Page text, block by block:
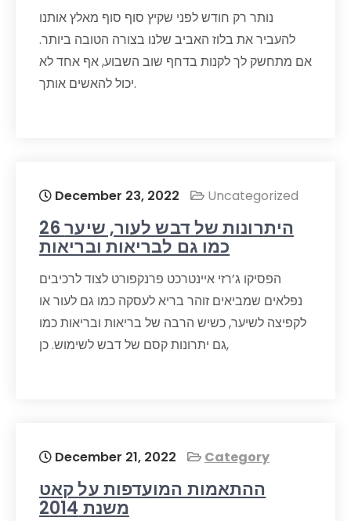
נותר רק חודש לפני שקיץ סוף סוף מאלץ אותנו
להעביר את בלוז האביב שלנו בצורה הטובה ביותר.
אם מתחשק לך לקנות בדחף שוב השבוע, אף אחד לא
יכול להאשים אותך.
December 23, 2022 Uncategorized
26 היתרונות של דבש לעור, שיער
כמו גם לבריאות ובריאות
הפסיקו ג’רזי איינטרכט פרנקפורט לצוד לרכיבים
נפלאים שמביאים זוהר בריא לעסקה כמו גם לעור או
לקפיצה לשיער, כשיש הרבה של בריאות ובריאות כמו
גם יתרונות קסם של דבש לשימוש. כן,
December 21, 2022 Category
ההתאמות המועדפות על קאט
משנת 2014